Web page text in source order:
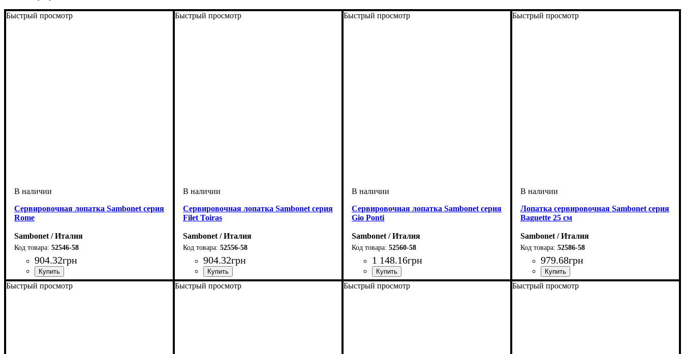
Быстрый просмотр
Сервировочная лопатка Sambonet серия
Rome
Sambonet / Италия
52546-58
904.32грн
Быстрый просмотр
Сервировочная лопатка Sambonet серия
Filet Toiras
Sambonet / Италия
52556-58
904.32грн
Быстрый просмотр
Сервировочная лопатка Sambonet серия
Gio Ponti
Sambonet / Италия
52560-58
1 148.16грн
Быстрый просмотр
Лопатка сервировочная Sambonet серия
Baguette 25 см
Sambonet / Италия
52586-58
979.68грн
Быстрый просмотр Быстрый просмотр Быстрый просмотр Быстрый просмотр